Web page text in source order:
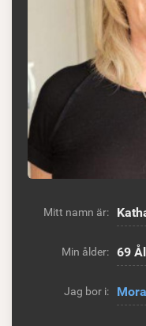
Mitt namn är:
Min ålder: 69
Jag bor i: Mora